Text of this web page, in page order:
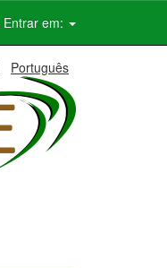
Entrar em:
Português